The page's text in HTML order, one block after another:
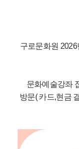
구로문화원
문화예술강좌
방문( 카드,현금